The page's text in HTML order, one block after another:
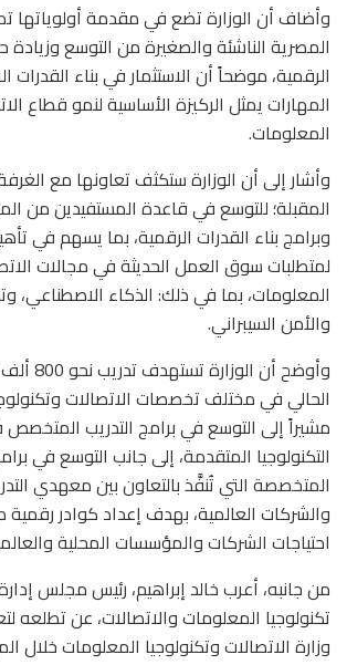
وأضاف أن الوزارة تضع في مقدمة أولوياتها
المصرية الناشئة والصغيرة من التوسع وزيادة
الرقمية، موضحاً أن الاستثمار في بناء القدرات
المهارات يمثل الركيزة الأساسية لنمو قطاع
المعلومات.
وأشار إلى أن الوزارة ستكثف تعاونها مع
المقبلة؛ للتوسع في قاعدة المستفيدين من
وبرامج بناء القدرات الرقمية، بما يسهم في
لمتطلبات سوق العمل الحديثة في مجالات
المعلومات، بما في ذلك: الذكاء الاصطناعي،
والأمن السيبراني.
وأوضح أن
الحالي في مختلف تخصصات الاتصالات
مشيراً إلى التوسع في برامج التدريب
التكنولوجيا المتقدمة، إلى جانب التوسع في
المتخصصة التي تُنفَّذ بالتعاون بين معهدي
والشركات العالمية، بهدف إعداد كوادر
احتياجات الشركات والمؤسسات المحلية
من جانبه، أعرب خالد إبراهيم، رئيس مجلس
تكنولوجيا المعلومات والاتصالات، عن تطلعه
وزارة الاتصالات وتكنولوجيا المعلومات خلال